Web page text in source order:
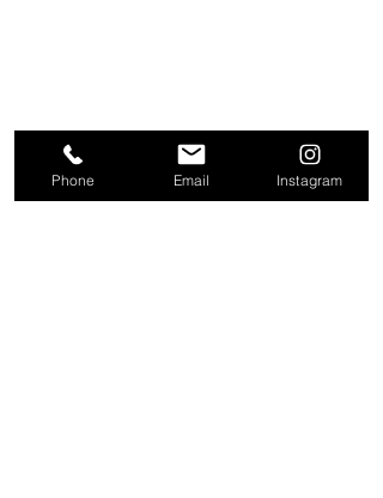
Phone Email Instagram